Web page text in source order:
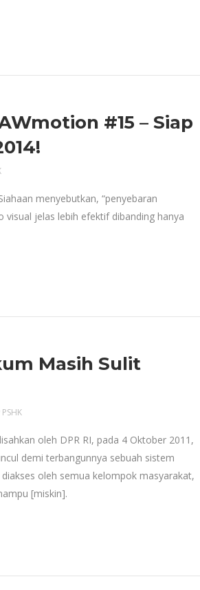
#15 – Siap
menyebutkan, “penyebaran
jelas lebih efektif dibanding hanya
Masih Sulit
PSHK
oleh DPR RI, pada 4 Oktober 2011,
demi terbangunnya sebuah sistem
oleh semua kelompok masyarakat,
[miskin].